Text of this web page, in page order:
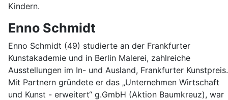
Kindern.
Enno Schmidt
Enno Schmidt (49) studierte an der Frankfurter
Kunstakademie und in Berlin Malerei, zahlreiche
Ausstellungen im In- und Ausland, Frankfurter Kunstpreis.
Mit Partnern gründete er das „Unternehmen Wirtschaft
und Kunst - erweitert“ g.GmbH (Aktion Baumkreuz), war